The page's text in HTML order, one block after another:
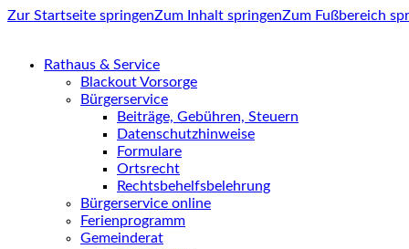
Zur Startseite springenZum Inhalt springenZum Fußbereich
Rathaus & Service
Blackout Vorsorge
Bürgerservice
Beiträge, Gebühren, Steuern
Datenschutzhinweise
Formulare
Ortsrecht
Rechtsbehelfsbelehrung
Bürgerservice online
Ferienprogramm
Gemeinderat